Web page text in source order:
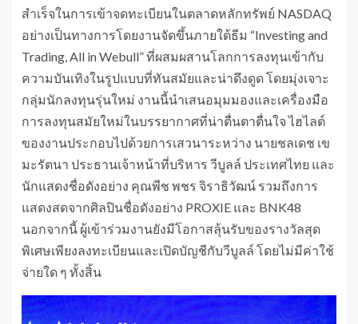
สำเร็จในการเข้าจดทะเบียนในตลาดหลักทรัพย์ NASDAQ
อย่างเป็นทางการโดยงานจัดขึ้นภายใต้ธีม “Investing and
Trading, All in Webull” ที่ผสมผสานโลกการลงทุนเข้ากับ
ความบันเทิงในรูปแบบที่ทันสมัยและน่าดึงดูด โดยมุ่งเจาะ
กลุ่มนักลงทุนรุ่นใหม่ งานนี้นำเสนอมุมมองและเครื่องมือ
การลงทุนสมัยใหม่ในบรรยากาศที่น่าตื่นตาตื่นใจ ไฮไลต์
ของงานประกอบไปด้วยการเสวนาระหว่าง นายชลเดช เข
มะรัตนา ประธานเจ้าหน้าที่บริหาร วีบูลล์ ประเทศไทย และ
นักแสดงชื่อดังอย่าง คุณพีช พชร จิราธิวัฒน์ รวมถึงการ
แสดงสดจากศิลปินชื่อดังอย่าง PROXIE และ BNK48
นอกจากนี้ ผู้เข้าร่วมงานยังมีโอกาสลุ้นรับของรางวัลสุด
พิเศษเพียงลงทะเบียนและเปิดบัญชีกับวีบูลล์ โดยไม่มีค่าใช้
จ่ายใด ๆ ทั้งสิ้น